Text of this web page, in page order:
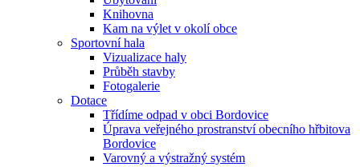
Knihovna
Kam na výlet v okolí obce
Sportovní hala
Vizualizace haly
Průběh stavby
Fotogalerie
Dotace
Třídíme odpad v obci Bordovice
Úprava veřejného prostranství obecního hřbitova
Bordovice
Varovný a výstražný systém